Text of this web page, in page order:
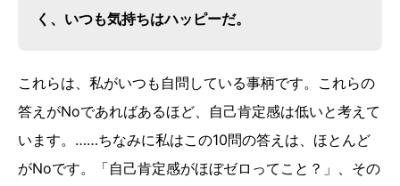
く、いつも気持ちはハッピーだ。
これらは、私がいつも自問している事柄です。これらの
答えがNoであればあるほど、自己肯定感は低いと考えて
います。……ちなみに私はこの10問の答えは、ほとんど
がNoです。「自己肯定感がほぼゼロってこと？」、その